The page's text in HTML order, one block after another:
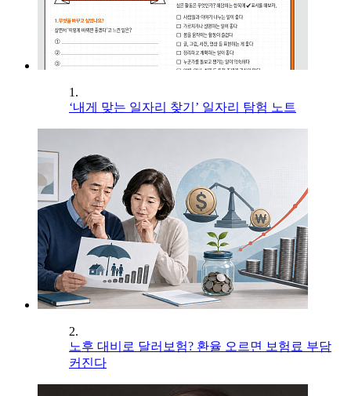
1.
‘내게 맞는 일자리 찾기’ 일자리 탐험 노트
2.
노후 대비로 달러보험? 환율 오르면 보험료 부담
커진다